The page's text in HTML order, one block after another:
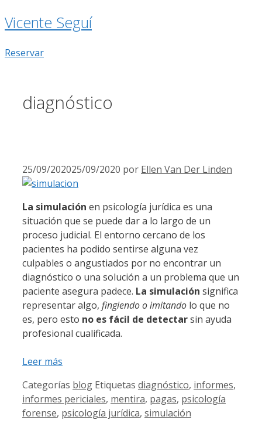
Vicente Seguí
Reservar
diagnóstico
25/09/202025/09/2020 por Ellen Van Der Linden
La simulación en psicología jurídica es una
situación que se puede dar a lo largo de un
proceso judicial. El entorno cercano de los
pacientes ha podido sentirse alguna vez
culpables o angustiados por no encontrar un
diagnóstico o una solución a un problema que un
paciente asegura padece. La simulación significa
representar algo, fingiendo o imitando lo que no
es, pero esto no es fácil de detectarsin ayuda
profesional cualificada.
Leer más
Categorías blog Etiquetas diagnóstico, informes,
informes periciales, mentira, pagas, psicología
forense, psicología jurídica, simulación